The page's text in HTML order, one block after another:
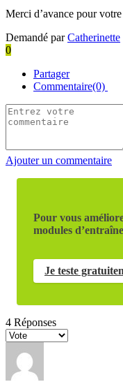
Merci d’avance pour
Demandé parCatherinette
0
Partager
Commentaire(0)
Ajouter un commentaire
Pour vous
modules
Je teste
4 Réponses